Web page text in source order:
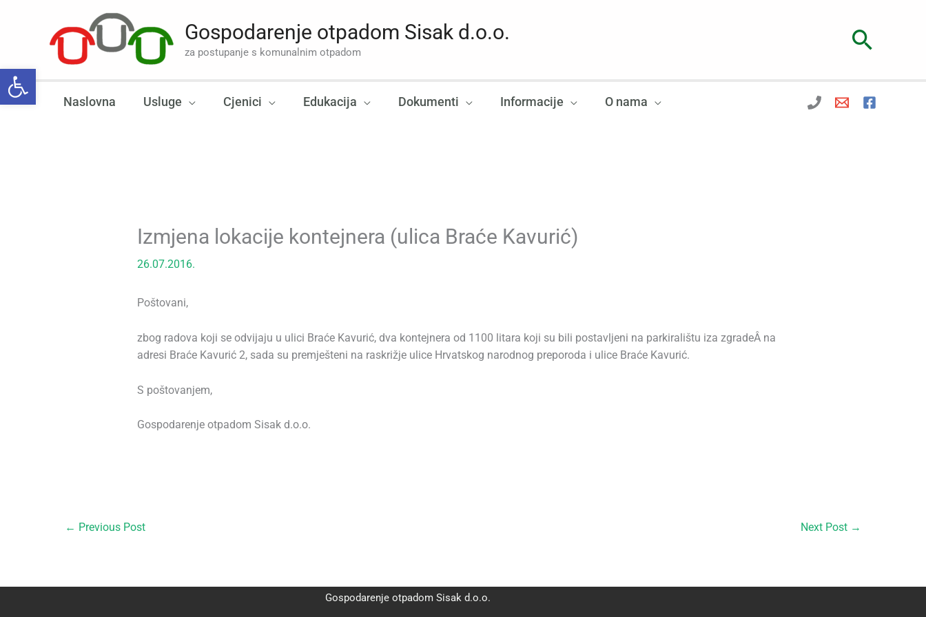
Open toolbar
Gospodarenje otpadom Sisak d.o.o.
za postupanje s komunalnim otpadom
Naslovna Usluge Cjenici Edukacija Dokumenti Informacije O nama
Izmjena lokacije kontejnera (ulica Braće Kavurić)
26.07.2016.
Poštovani,
zbog radova koji se odvijaju u ulici Braće Kavurić, dva kontejnera od 1100 litara koji su bili postavljeni na parkiralištu iza zgradeÂ na
adresi Braće Kavurić 2, sada su premješteni na raskrižje ulice Hrvatskog narodnog preporoda i ulice Braće Kavurić.
S poštovanjem,
Gospodarenje otpadom Sisak d.o.o.
← Previous Post Next Post →
Gospodarenje otpadom Sisak d.o.o.